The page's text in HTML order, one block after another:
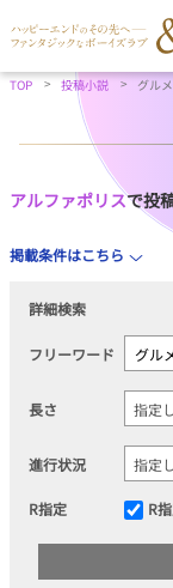
TOP 投稿小説 グル
アルファポリスで投
掲載条件はこちら
詳細検索
フリーワード
長さ
進行状況
R指定 R